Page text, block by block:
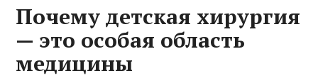
Почему детская хирургия
— это особая область
медицины